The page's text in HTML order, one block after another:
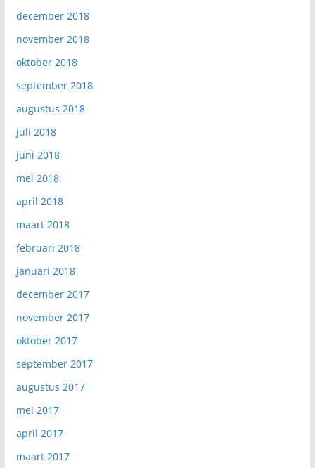
december 2018
november 2018
oktober 2018
september 2018
augustus 2018
juli 2018
juni 2018
mei 2018
april 2018
maart 2018
februari 2018
januari 2018
december 2017
november 2017
oktober 2017
september 2017
augustus 2017
mei 2017
april 2017
maart 2017